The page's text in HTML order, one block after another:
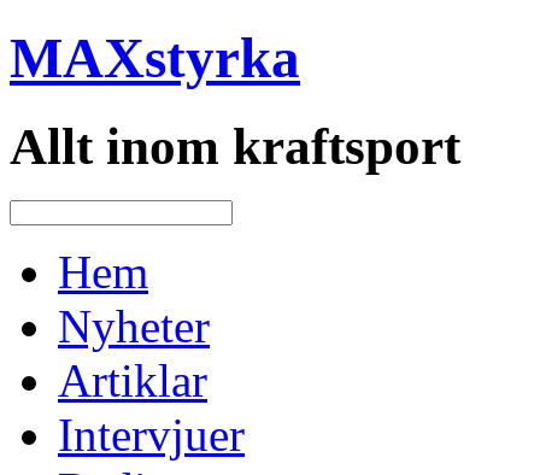
MAXstyrka
Allt inom kraftsport
Hem
Nyheter
Artiklar
Intervjuer